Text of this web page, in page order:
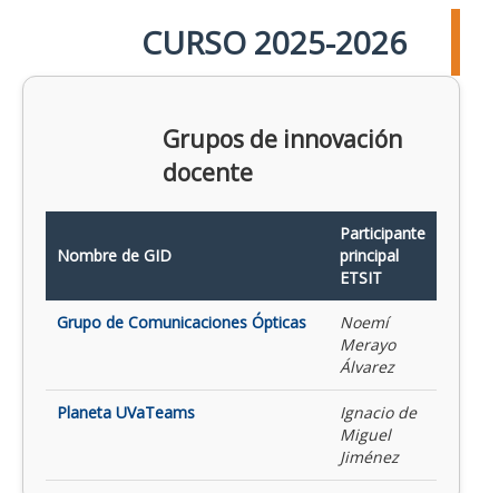
CURSO 2025-2026
Grupos de innovación
docente
Nombre de GID
Participante
principal
ETSIT
Grupo de Comunicaciones Ópticas
Noemí
Merayo
Álvarez
Planeta UVaTeams
Ignacio de
Miguel
Jiménez